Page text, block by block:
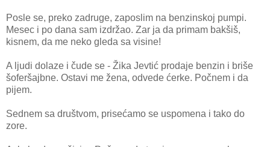
Posle se, preko zadruge, zaposlim na benzinskoj pumpi.
Mesec i po dana sam izdržao. Zar ja da primam bakšiš,
kisnem, da me neko gleda sa visine!
A ljudi dolaze i čude se - Žika Jevtić prodaje benzin i briše
šoferšajbne. Ostavi me žena, odvede ćerke. Počnem i da
pijem.
Sednem sa društvom, prisećamo se uspomena i tako do
zore.